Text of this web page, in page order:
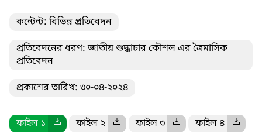
কন্টেন্ট: বিভিন্ন প্রতিবেদন
প্রতিবেদনের ধরণ: জাতীয় শুদ্ধাচার কৌশল এর ত্রৈমাসিক
প্রতিবেদন
প্রকাশের তারিখ: ৩০-০৪-২০২৪
ফাইল ১ ফাইল ২ ফাইল ৩ ফাইল ৪